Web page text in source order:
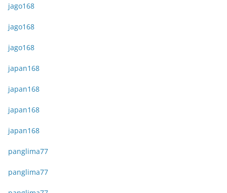
jago168
jago168
jago168
japan168
japan168
japan168
japan168
panglima77
panglima77